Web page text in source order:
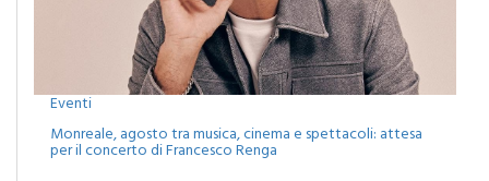
Eventi
Monreale, agosto tra musica, cinema e spettacoli: attesa